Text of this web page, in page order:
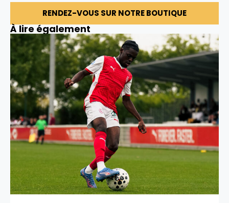
RENDEZ-VOUS SUR NOTRE BOUTIQUE
À lire également